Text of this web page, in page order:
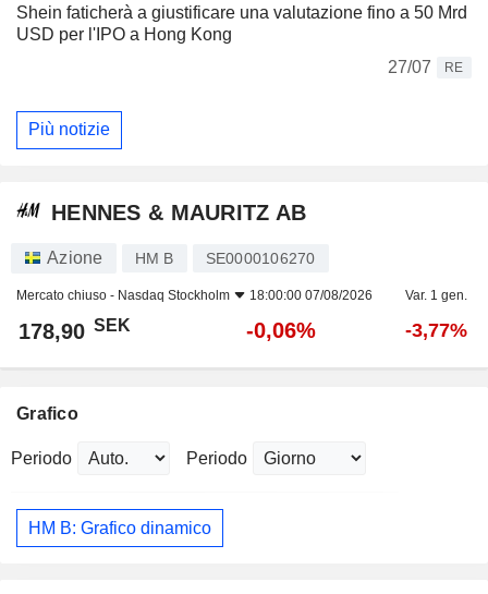
Shein faticherà a giustificare una valutazione fino a 50 Mrd
USD per l'IPO a Hong Kong
27/07
RE
Più notizie
HENNES & MAURITZ AB
Azione HM B SE0000106270
Mercato chiuso - Nasdaq Stockholm 18:00:00 07/08/2026 Var. 1 gen.
178,90 SEK -0,06% -3,77%
Grafico
Periodo Periodo
HM B: Grafico dinamico